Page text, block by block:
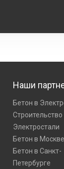
Наши
Бетон в
Электростали
Бетон в Москве
Бетон в Санкт-
Петербурге